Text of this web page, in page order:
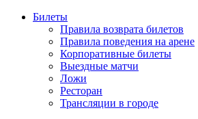
Билеты
Правила возврата билетов
Правила поведения на арене
Корпоративные билеты
Выездные матчи
Ложи
Ресторан
Трансляции в городе